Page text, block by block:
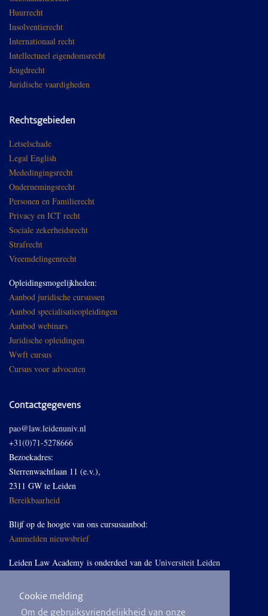
Cookie melding
Om de gebruiksvriendelijkheid van onze
Huurrecht
Insolventierecht
Internationaal recht
Intellectueel eigendomsrecht
Jeugdrecht
Juridische vaardigheden
Rechtsgebieden
Letselschade
Legal English
Mededingingsrecht
Ondernemingsrecht
Personen en Familierecht
Privacy en ICT recht
Sociale zekerheidsrecht
Strafrecht
Vreemdelingenrecht
Opleidingsmogelijkheden:
Aanbod juridische cursussen
Aanbod specialisatieopleidingen
Aanbod webinars
Juridische opleidingen
Wwft cursus
Cursus voor advocaten
Contactgegevens
pao@law.leidenuniv.nl
+31(0)71-5278666
Bezoekadres:
Sterrenwachtlaan 11 (e.v.),
2311 GW te Leiden
Bereikbaarheid
Blijf op de hoogte van ons cursusaanbod:
Aanmelden nieuwsbrief
Leiden Law Academy is onderdeel van de Universiteit Leiden
Volg ons op LinkedIn